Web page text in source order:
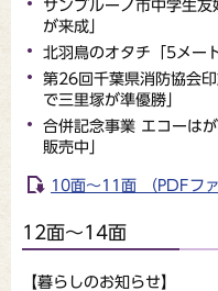
サンブルーノ市中学生
が来成」
北羽鳥のオタチ「5メー
第26回千葉県消防協会
で三里塚が準優勝」
合併記念事業 エコーは
販売中」
10面～11面 （PDFフ
12面～14面
【暮らしのお知らせ】